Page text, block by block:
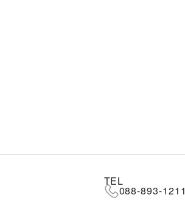
TEL
088-893-1211